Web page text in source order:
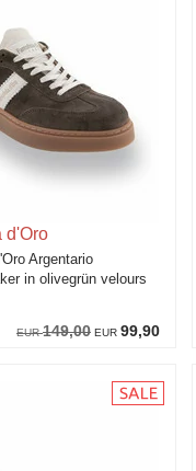
EUR149,00 EUR 99,90
d'Oro
Argentario
in olivegrün velours